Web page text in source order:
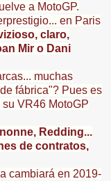
a MotoGP.
en Paris
claro,
Mir o Dani
muchas
fábrica"? Pues es
VR46 MotoGP
Redding...
de contratos,
cambiará en 2019-